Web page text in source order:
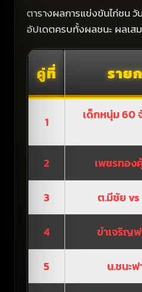
ตารางผลการแข่งขันไก่ชน วั
อัปเดตครบทั้งผลชนะ ผลเส
คู่ที่ ราย
1
เด็กหนุ่ม 60
2 เพชรทอง
3 ต.มีชัย
4 ขำเจริญ
5 น.ชนะฟ